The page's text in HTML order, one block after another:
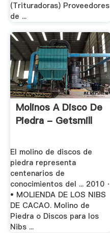
(Trituradoras) Proveedores
de ...
Molinos A Disco De
Piedra - Getsmill
El molino de discos de
piedra representa
centenarios de
conocimientos del ... 2010 ·
• MOLIENDA DE LOS NIBS
DE CACAO. Molino de
Piedra o Discos para los
Nibs ...